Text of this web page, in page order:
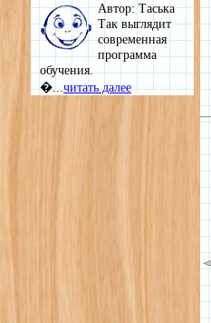
Автор: Таська
Так выглядит
современная
программа
обучения.
�...читать далее